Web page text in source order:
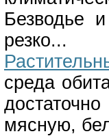
Безводье
резко...
среда
мясную,